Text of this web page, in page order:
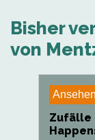
Bisher
von
Ansehen
Zufälle